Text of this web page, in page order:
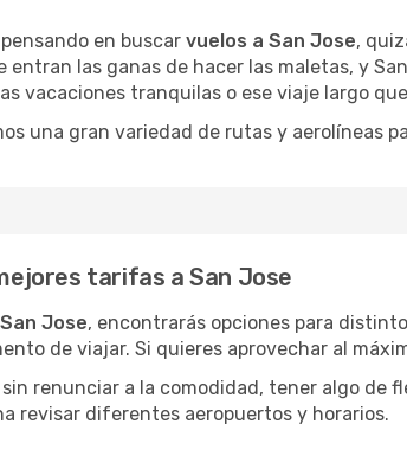
en buscar vuelos a San Jose,
las ganas de hacer las maletas, y
vacaciones tranquilas o ese viaje largo
una gran variedad de rutas y aerolíneas
tarifas a San Jose
Jose, encontrarás opciones para
de viajar. Si quieres aprovechar al
renunciar a la comodidad, tener algo de
revisar diferentes aeropuertos y horarios.